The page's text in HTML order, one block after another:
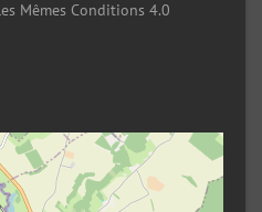
Mêmes Conditions 4.0